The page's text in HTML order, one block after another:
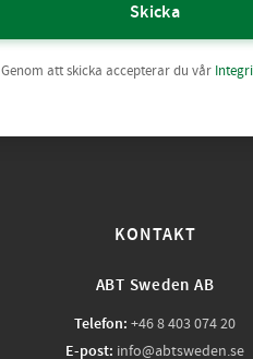
Skicka
Genom att skicka accepterar du vår
KONTAKT
ABT Sweden AB
Telefon: +46 8 403 074 20
E-post: info@abtsweden.se